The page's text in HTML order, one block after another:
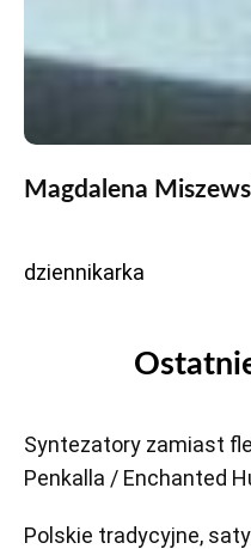
Magdalena
dziennikarka
Syntezatory zamiast
Penkalla / Enchanted
Polskie tradycyjne,